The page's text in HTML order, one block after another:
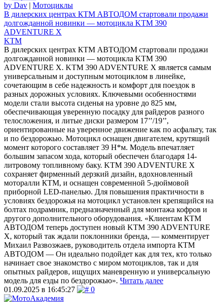
by Dav | Мотоциклы
В дилерских центрах КТМ АВТОДОМ стартовали продажи
долгожданной новинки — мотоцикла KTM 390
ADVENTURE X
KTM
В дилерских центрах КТМ АВТОДОМ стартовали продажи
долгожданной новинки — мотоцикла KTM 390
ADVENTURE X. KTM 390 ADVENTURE X является самым
универсальным и доступным мотоциклом в линейке,
сочетающим в себе надежность и комфорт для поездок в
разных дорожных условиях. Ключевыми особенностями
модели стали высота сиденья на уровне до 825 мм,
обеспечивающая уверенную посадку для райдеров разного
телосложения, и литые диски размером 17’’/19’’,
ориентированные на уверенное движение как по асфальту, так
и по бездорожью. Мотоцикл оснащен двигателем, крутящий
момент которого составляет 39 Н*м. Модель впечатляет
большим запасом хода, который обеспечен благодаря 14-
литровому топливному баку. KTM 390 ADVENTURE X
сохраняет фирменный дерзкий дизайн, вдохновленный
моторалли КТМ, и оснащен современной 5-дюймовой
приборной LED-панелью. Для повышения практичности в
условиях бездорожья на мотоцикл установлен крепящийся на
болтах подрамник, предназначенный для монтажа кофров и
другого дополнительного оборудования. «Клиентам КТМ
АВТОДОМ теперь доступен новый KTM 390 ADVENTURE
X, который так ждали поклонники бренда, — комментирует
Михаил Развозжаев, руководитель отдела импорта КТМ
АВТОДОМ — Он идеально подойдет как для тех, кто только
начинает свое знакомство с миром мотоциклов, так и для
опытных райдеров, ищущих маневренную и универсальную
модель для езды по бездорожью». Читать далее
01.09.2025 в 16:45:27
0